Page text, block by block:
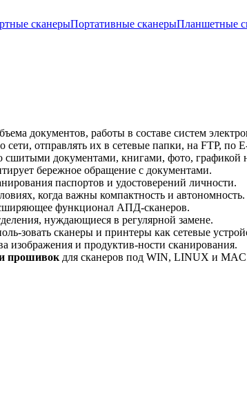
сканерыПортативные сканерыПланшетные
документов, работы в составе систем
отправлять их в сетевые папки, на FTP, по
сшитыми документами, книгами, фото, графикой
бережное обращение с документами.
паспортов и удостоверений личности.
когда важны компактность и автономность.
функционал АПД-сканеров.
нуждающиеся в регулярной замене.
зовать сканеры и принтеры как сетевые
изображения и продуктив-ности сканирования.
и прошивок для сканеров под WIN, LINUX и